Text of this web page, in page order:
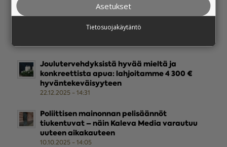
Mainostajan Ystävämyynnin verkkokauppa
avautuu perjantaina 13.2. klo 00.01 – avoinna
vain seuraavat 24 h
Joulutervehdyksistä hyvää mieltä ja
konkreettista apua: lahjoitamme 4 300 €
hyväntekeväisyyteen
22.12.2025 - 14:31
Poliittisen mainonnan pelisäännöt
tiukentuvat – näin Kaleva Media varautuu
uuteen aikakauteen
10.10.2025 - 14:05
Asetukset
Tietosuojakäytäntö